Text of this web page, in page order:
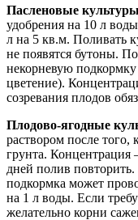
Пасленовые
удобрения на 10 л
л на 5 кв.м. Поливать
не появятся бутоны.
некорневую
цветение).
созревания плодов
Плодово-ягодные
раствором после того,
грунта. Концентрация
дней полив повторить.
подкормка может
на 1 л воды. Если
желательно корни